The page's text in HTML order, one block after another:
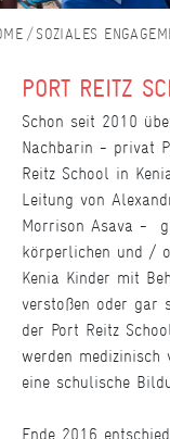
SOZIALES
PORT REITZ
Schon seit 2010
Nachbarin - privat
Reitz School in
Leitung von
Morrison Asava -
körperlichen und /
Kenia Kinder mit
verstoßen oder gar
der Port Reitz
werden
eine schulische
Ende 2016